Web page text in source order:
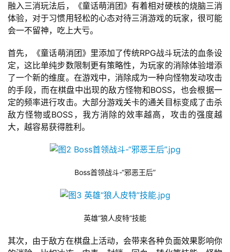
融入三消玩法后，《童话萌消团》有着相对硬核的烧脑三消
体验，对于习惯用轻松的心态对待三消游戏的玩家，很可能
会一不留神，吃上大亏。
首先，《童话萌消团》里添加了传统RPG战斗玩法的血条设
定，这比单纯步数限制更有策略性，为玩家的消除体验增添
了一个新的维度。在游戏中，消除成为一种向怪物发动攻击
的手段，而在棋盘中出现的敌方怪物和BOSS，也会根据一
定的频率进行攻击。大部分游戏关卡的通关目标变成了击杀
敌方怪物或BOSS，我方消除的效率越高，攻击的强度越
大，越容易获得胜利。
Boss首领战斗-“邪恶王后”
英雄“狼人皮特”技能
其次，由于敌方在棋盘上活动，会带来各种负面效果影响你